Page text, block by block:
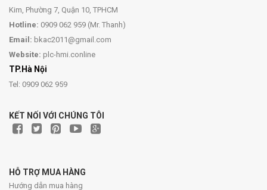
Kim, Phường 7, Quận 10, TPHCM
Hotline: 0909 062 959 (Mr. Thanh)
Email: bkac2011@gmail.com
Website: plc-hmi.conline
TP.Hà Nội
Tel: 0909 062 959
KẾT NỐI VỚI CHÚNG TÔI
HỖ TRỢ MUA HÀNG
Hướng dẫn mua hàng